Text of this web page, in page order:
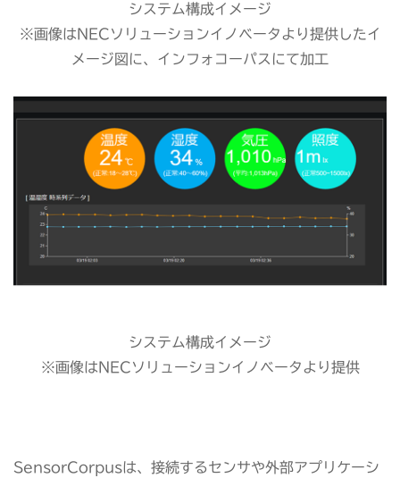
システム構成イメージ
※画像はNECソリューションイノベータより提供したイ
メージ図に、インフォコーパスにて加工
システム構成イメージ
※画像はNECソリューションイノベータより提供
SensorCorpusは、接続するセンサや外部アプリケーシ